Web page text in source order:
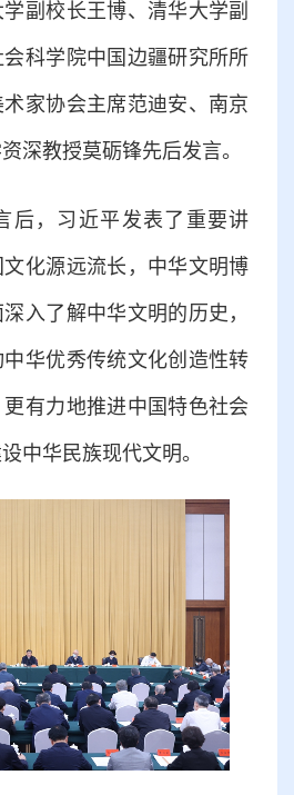
副校长王博、清华大学副
科学院中国边疆研究所所
家协会主席范迪安、南京
深教授莫砺锋先后发言。
，习近平发表了重要讲
化源远流长，中华文明博
入了解中华文明的历史，
华优秀传统文化创造性转
有力地推进中国特色社会
中华民族现代文明。